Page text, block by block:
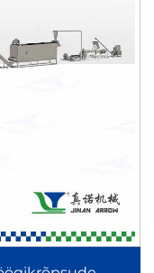
tagamiseks –
ja soojaliha